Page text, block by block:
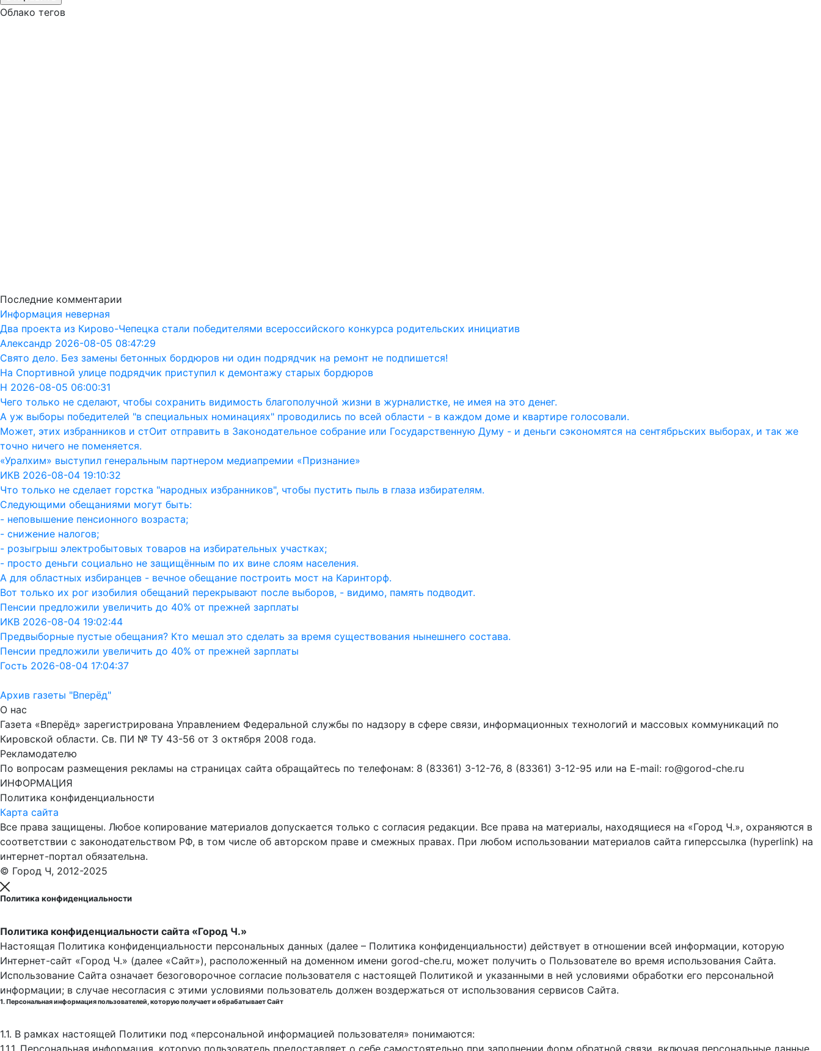
Облако тегов
Последние комментарии
Информация неверная
Два проекта из Кирово-Чепецка стали победителями всероссийского конкурса родительских инициатив
Александр 2026-08-05 08:47:29
Свято дело. Без замены бетонных бордюров ни один подрядчик на ремонт не подпишется!
На Спортивной улице подрядчик приступил к демонтажу старых бордюров
Н 2026-08-05 06:00:31
Чего только не сделают, чтобы сохранить видимость благополучной жизни в журналистке, не имея на это денег.
А уж выборы победителей "в специальных номинациях" проводились по всей области - в каждом доме и квартире голосовали.
Может, этих избранников и стОит отправить в Законодательное собрание или Государственную Думу - и деньги сэкономятся на сентябрьских выборах, и так же
точно ничего не поменяется.
«Уралхим» выступил генеральным партнером медиапремии «Признание»
ИКВ 2026-08-04 19:10:32
Что только не сделает горстка "народных избранников", чтобы пустить пыль в глаза избирателям.
Следующими обещаниями могут быть:
- неповышение пенсионного возраста;
- снижение налогов;
- розыгрыш электробытовых товаров на избирательных участках;
- просто деньги социально не защищённым по их вине слоям населения.
А для областных избиранцев - вечное обещание построить мост на Каринторф.
Вот только их рог изобилия обещаний перекрывают после выборов, - видимо, память подводит.
Пенсии предложили увеличить до 40% от прежней зарплаты
ИКВ 2026-08-04 19:02:44
Предвыборные пустые обещания? Кто мешал это сделать за время существования нынешнего состава.
Пенсии предложили увеличить до 40% от прежней зарплаты
Гость 2026-08-04 17:04:37
Архив газеты "Вперёд"
О нас
Газета «Вперёд» зарегистрирована Управлением Федеральной службы по надзору в сфере связи, информационных технологий и массовых коммуникаций по
Кировской области. Св. ПИ № ТУ 43-56 от 3 октября 2008 года.
Рекламодателю
По вопросам размещения рекламы на страницах сайта обращайтесь по телефонам: 8 (83361) 3-12-76, 8 (83361) 3-12-95 или на E-mail: ro@gorod-che.ru
ИНФОРМАЦИЯ
Политика конфиденциальности
Карта сайта
Все права защищены. Любое копирование материалов допускается только с согласия редакции. Все права на материалы, находящиеся на «Город Ч.», охраняются в
соответствии с законодательством РФ, в том числе об авторском праве и смежных правах. При любом использовании материалов сайта гиперссылка (hyperlink) на
интернет-портал обязательна.
© Город Ч, 2012-2025
Политика конфиденциальности
Политика конфиденциальности сайта «Город Ч.»
Настоящая Политика конфиденциальности персональных данных (далее – Политика конфиденциальности) действует в отношении всей информации, которую
Интернет-сайт «Город Ч.» (далее «Сайт»), расположенный на доменном имени gorod-che.ru, может получить о Пользователе во время использования Cайта.
Использование Сайта означает безоговорочное согласие пользователя с настоящей Политикой и указанными в ней условиями обработки его персональной
информации; в случае несогласия с этими условиями пользователь должен воздержаться от использования сервисов Сайта.
1. Персональная информация пользователей, которую получает и обрабатывает Сайт
1.1. В рамках настоящей Политики под «персональной информацией пользователя» понимаются: